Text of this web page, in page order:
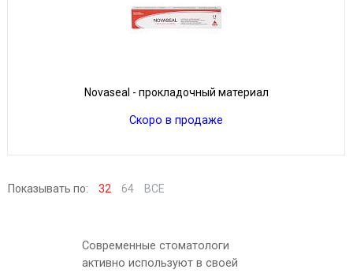
Novaseal - прокладочный материал
Скоро в продаже
Показывать по: 32 64 ВСЕ
Современные стоматологи
активно используют в своей